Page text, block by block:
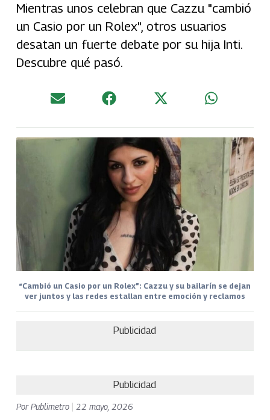
Mientras unos celebran que Cazzu "cambió
un Casio por un Rolex", otros usuarios
desatan un fuerte debate por su hija Inti.
Descubre qué pasó.
“Cambió un Casio por un Rolex”: Cazzu y su bailarín se dejan
ver juntos y las redes estallan entre emoción y reclamos
Publicidad
Publicidad
PorPublimetro 22 mayo, 2026